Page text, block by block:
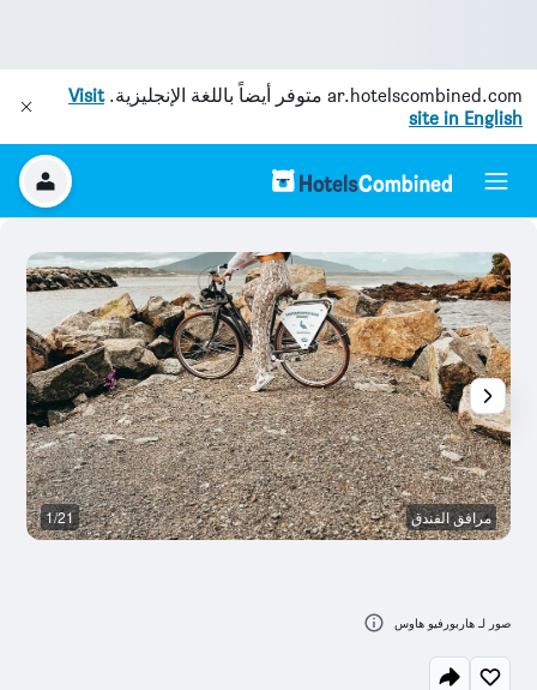
ar.hotelscombined.com متوفر أيضاً باللغة الإنجليزية.Visit
site in English
مرافق الفندق 1/21
صور لـ هاربورفيو هاوس